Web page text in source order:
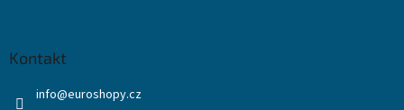
Kontakt
info@euroshopy.cz